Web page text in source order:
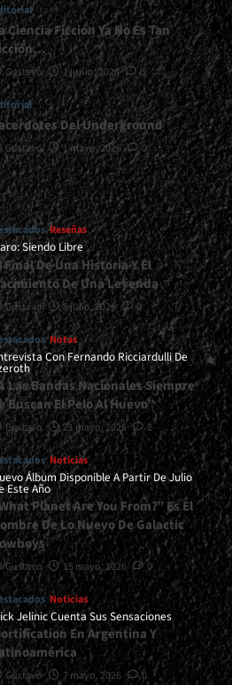
Ciencia Ficción Ya No Es Tan
Gustavo 1 junio, 2026 0
Del Underground
Gustavo 1 mayo, 2026 0
Reseñas
Siendo Libre
Final De Una Historia Y El
De Una Leyenda
Gustavo 8 julio, 2026 0
Notas
Con Fernando Ricciardulli De
Las Bandas Nacionales Siempre
Buscan El Pelo Al Huevo”
Gustavo 21 mayo, 2026 2
Noticias
Álbum Disponible A Partir De Julio
Este Año
Planet Are You From?” Es El
De Lo Nuevo De Galactic
Gustavo 15 mayo, 2026 0
Noticias
Jelinic Cuenta Sus Sensaciones
En Argentina Y
Gustavo 7 mayo, 2026 0